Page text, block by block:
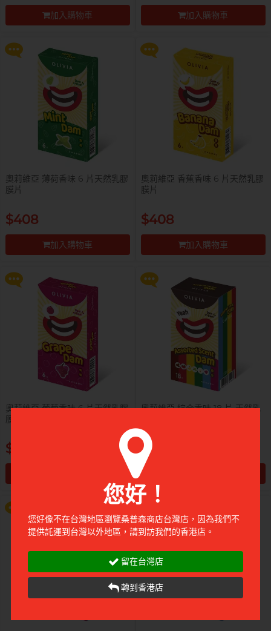
自願單身男大生MC
加入購物車
加入購物車
液 0% Paraben 60ml 一支
更多優惠
奧莉維亞 薄荷香味 6 片天然乳膠
膜片
$408
加入購物車
液 0% Paraben 60ml 一支
更多優惠
奧莉維亞 香蕉香味 6 片天然乳膠
膜片
$408
加入購物車
$99 換購 Smile Makers 私密潤滑
液 0% Paraben 60ml 一支
更多優惠
奧莉維亞 葡萄香味 6 片天然乳膠
膜片
$408
$99 換購 Smile Makers 私密潤滑
液 0% Paraben 60ml 一支
更多優惠
奧莉維亞 綜合香味 18 片 天然乳
$1,058
提醒你，凡購買任何商品即可以
$99 換購 Smile Makers 私密潤滑
液 0% Paraben 60ml 一支
提醒你，凡購買任何商品即可以
$99 換購 Smile Makers 私密潤滑
液 0% Paraben 60ml 一支
更多優惠
您好！
您好像不在台灣地區瀏覽桑普森商店台灣店，因為我們不
提供託運到台灣以外地區，請到訪我們的香港店。
留在台灣店
轉到香港店